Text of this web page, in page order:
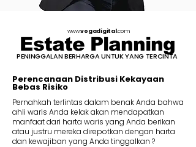
Estate Planning
PENINGGALAN BERHARGA UNTUK YANG TERCINTA
www.vogadigital.com
Perencanaan Distribusi Kekayaan
Bebas Risiko
Pernahkah terlintas dalam benak Anda bahwa
ahli waris Anda kelak akan mendapatkan
manfaat dari harta waris yang Anda berikan
atau justru mereka direpotkan dengan harta
dan kewajiban yang Anda tinggalkan ?